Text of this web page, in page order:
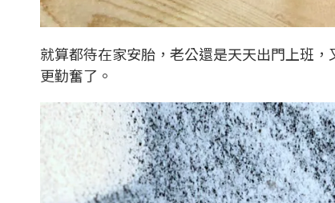
就算都待在家安胎，老公還是天天出門上班
更勤奮了。